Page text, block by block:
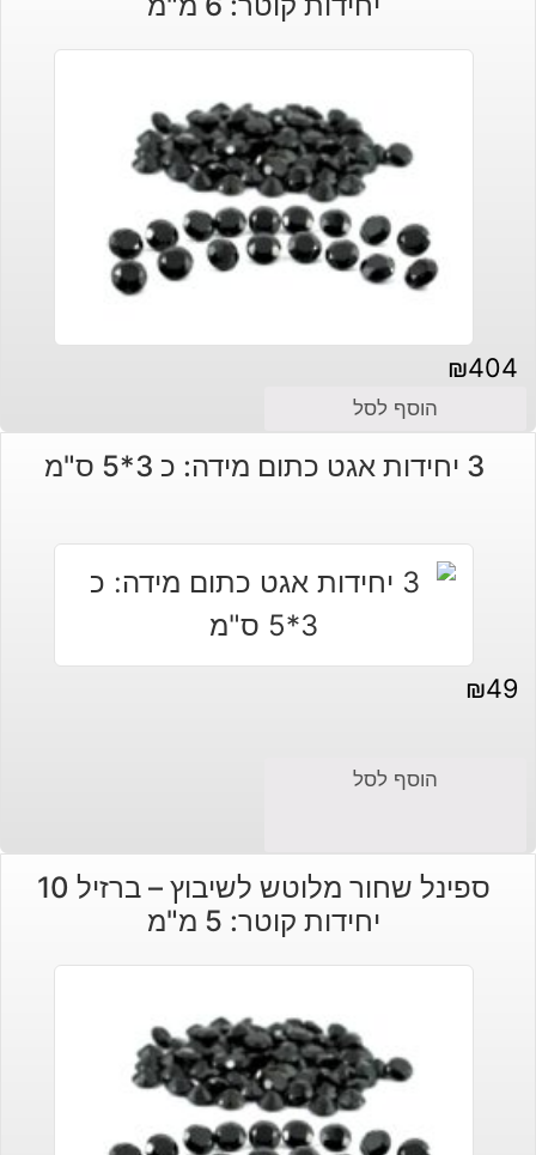
₪404
הוסף לסל
3 יחידות אגט כתום מידה: כ 3*5 ס"מ
₪49
הוסף לסל
ספינל שחור מלוטש לשיבוץ – ברזיל 10
יחידות קוטר: 5 מ"מ